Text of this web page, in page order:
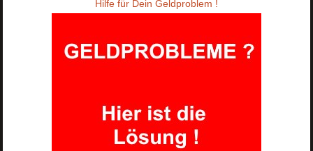
Hilfe für Dein Geldproblem !